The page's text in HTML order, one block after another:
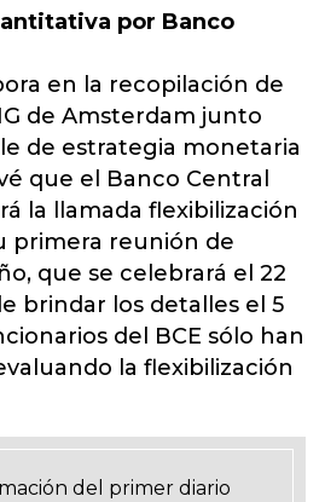
por Banco
en la recopilación de
de Amsterdam junto
de estrategia monetaria
que el Banco Central
la llamada flexibilización
primera reunión de
que se celebrará el 22
brindar los detalles el 5
del BCE sólo han
la flexibilización
del primer diario